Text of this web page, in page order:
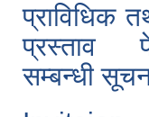
प्राविधिक
प्रस्ताव
सम्बन्धी